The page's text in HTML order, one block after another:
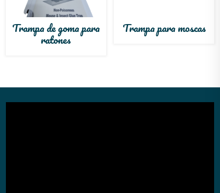
Trampa de goma para
ratones
Trampa para moscas